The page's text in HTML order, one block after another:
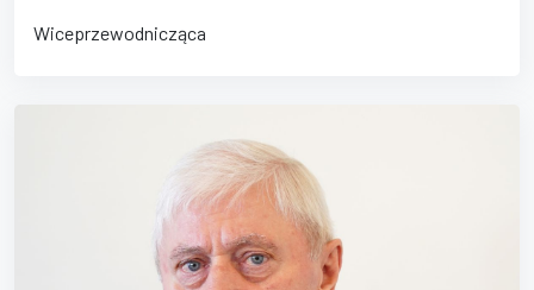
Wiceprzewodnicząca